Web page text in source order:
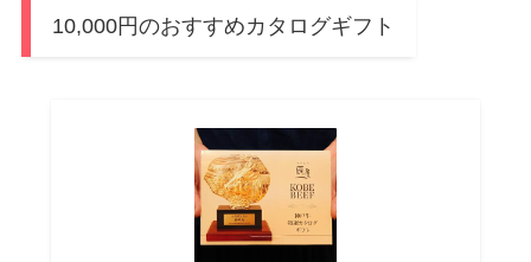
10,000円のおすすめカタログギフト